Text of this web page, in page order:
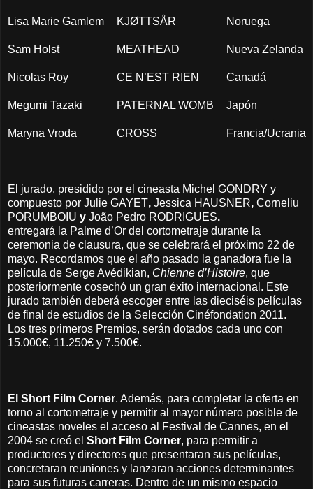
Lisa Marie Gamlem KJØTTSÅR Noruega
Sam Holst MEATHEAD Nueva Zelanda
Nicolas Roy CE N’EST RIEN Canadá
Megumi Tazaki PATERNAL WOMB Japón
Maryna Vroda CROSS Francia/Ucrania
El jurado, presidido por el cineasta Michel GONDRY y
compuesto por Julie GAYET, Jessica HAUSNER, Corneliu
PORUMBOIU y João Pedro RODRIGUES.
entregará la Palme d’Or del cortometraje durante la
ceremonia de clausura, que se celebrará el próximo 22 de
mayo. Recordamos que el año pasado la ganadora fue la
película de Serge Avédikian, Chienne d’Histoire, que
posteriormente cosechó un gran éxito internacional. Este
jurado también deberá escoger entre las dieciséis películas
de final de estudios de la Selección Cinéfondation 2011.
Los tres primeros Premios, serán dotados cada uno con
15.000€, 11.250€ y 7.500€.
El Short Film Corner. Además, para completar la oferta en
torno al cortometraje y permitir al mayor número posible de
cineastas noveles el acceso al Festival de Cannes, en el
2004 se creó el Short Film Corner, para permitir a
productores y directores que presentaran sus películas,
concretaran reuniones y lanzaran acciones determinantes
para sus futuras carreras. Dentro de un mismo espacio